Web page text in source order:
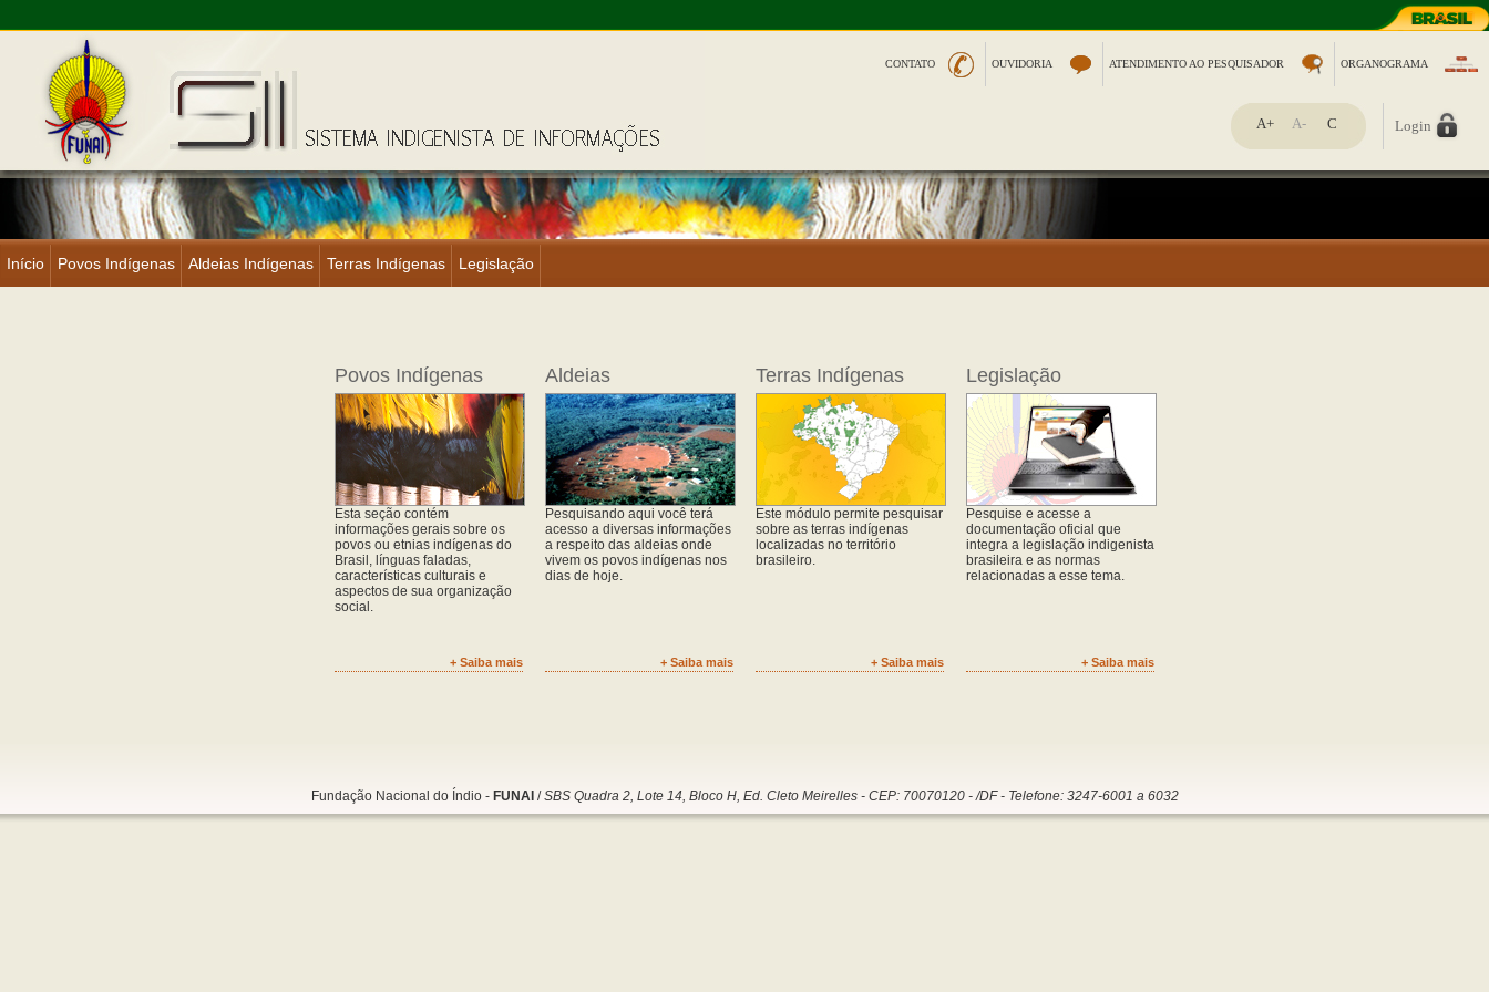
CONTATO OUVIDORIA ATENDIMENTO AO PESQUISADOR ORGANOGRAMA
A+ A- C Login
Início Povos Indígenas Aldeias Indígenas Terras Indígenas Legislação
Povos Indígenas
Esta seção contém
informações gerais sobre os
povos ou etnias indígenas do
Brasil, línguas faladas,
características culturais e
aspectos de sua organização
social.
+ Saiba mais
Aldeias
Pesquisando aqui você terá
acesso a diversas informações
a respeito das aldeias onde
vivem os povos indígenas nos
dias de hoje.
+ Saiba mais
Terras Indígenas
Este módulo permite pesquisar
sobre as terras indígenas
localizadas no território
brasileiro.
+ Saiba mais
Legislação
Pesquise e acesse a
documentação oficial que
integra a legislação indigenista
brasileira e as normas
relacionadas a esse tema.
+ Saiba mais
Fundação Nacional do Índio - FUNAI /SBS Quadra 2, Lote 14, Bloco H, Ed. Cleto Meirelles - CEP: 70070120 - /DF - Telefone: 3247-6001 a 6032